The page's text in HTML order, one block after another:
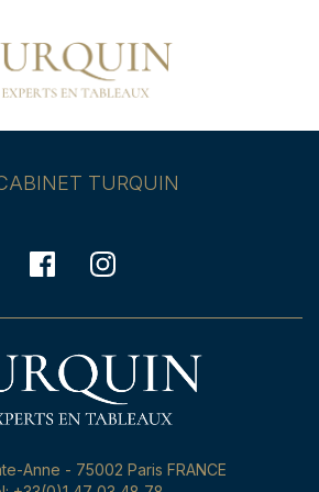
TURQUIN
Anne - 75002 Paris FRANCE